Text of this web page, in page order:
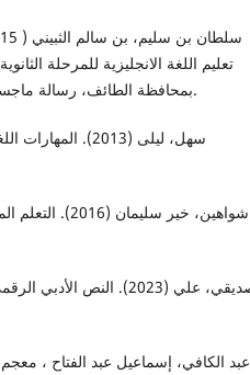
تعليم اللغة الانجليزية للمرحلة
بمحافظة الطائف، رسالة ماجستر، المملكة العربية السعودية جامعة أم القرى.
سهل، ليلى (2013).
شواهين، خير
صديقي، علي (2023).
عبد الكافي، إسماعيل عبد الفتاح ،